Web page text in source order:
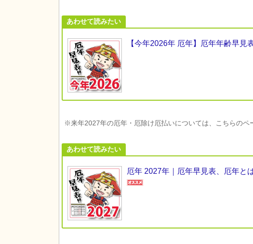
あわせて読みたい
【今年2026年 厄年】厄年年齢早
※来年2027年の厄年・厄除け厄払いについては、こちらのペ
あわせて読みたい
厄年 2027年｜厄年早見表、厄年と